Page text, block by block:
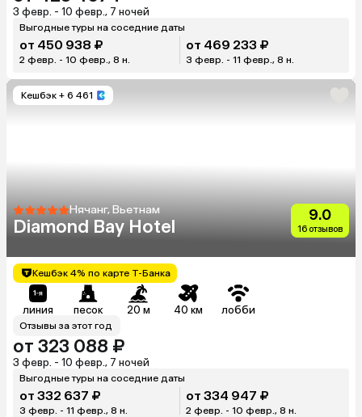
3 февр. - 10 февр., 7 ночей
Выгодные туры на соседние даты
от 450 938 ₽
2 февр. - 10 февр., 8 н.
от 469 233 ₽
3 февр. - 11 февр., 8 н.
Кешбэк + 6 461
Нячанг, Вьетнам
Diamond Bay Hotel
9.0
16 отзывов
Кешбэк 4% по карте Т-Банка
линия песок 20 м 40 км лобби
Отзывы за этот год
от 323 088 ₽
3 февр. - 10 февр., 7 ночей
Выгодные туры на соседние даты
от 332 637 ₽
3 февр. - 11 февр., 8 н.
от 334 947 ₽
2 февр. - 10 февр., 8 н.